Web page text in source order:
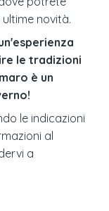
novità.
le tradizioni
è un
le indicazioni
al
a